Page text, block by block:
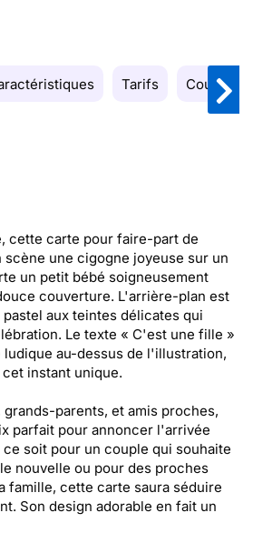
Tarifs Couleurs
cette carte pour faire-part de
une cigogne joyeuse sur un
un petit bébé soigneusement
couverture. L'arrière-plan est
aux teintes délicates qui
Le texte « C'est une fille »
au-dessus de l'illustration,
instant unique.
parents, et amis proches,
parfait pour annoncer l'arrivée
soit pour un couple qui souhaite
nouvelle ou pour des proches
famille, cette carte saura séduire
Son design adorable en fait un